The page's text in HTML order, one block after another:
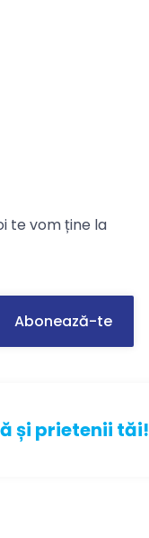
te vom ține la
și prietenii tăi!